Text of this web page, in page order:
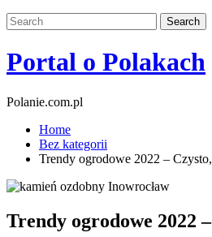
Portal o Polakach
Polanie.com.pl
Home
Bez kategorii
Trendy ogrodowe 2022 –
Trendy ogrodowe 2022